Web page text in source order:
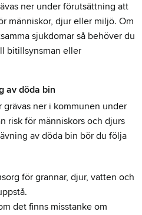
ner under förutsättning att
människor, djur eller miljö. Om
sjukdomar så behöver du
bitillsynsman eller
av döda bin
ner i kommunen under
risk för människors och djurs
av döda bin bör du följa
för grannar, djur, vatten och
det finns misstanke om